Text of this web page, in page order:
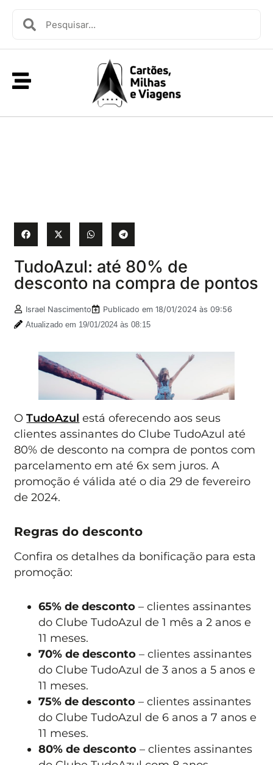
TudoAzul: até 80% de
desconto na compra de pontos
Israel Nascimento Publicado em18/01/2024 às 09:56
Atualizado em 19/01/2024 às 08:15
OTudoAzul está oferecendo aos seus
clientes assinantes do Clube TudoAzul até
80% de desconto na compra de pontos com
parcelamento em até 6x sem juros. A
promoção é válida até o dia 29 de fevereiro
de 2024.
Regras do desconto
Confira os detalhes da bonificação para esta
promoção:
65% de desconto – clientes assinantes
do Clube TudoAzul de 1 mês a 2 anos e
11 meses.
70% de desconto – clientes assinantes
do Clube TudoAzul de 3 anos a 5 anos e
11 meses.
75% de desconto – clientes assinantes
do Clube TudoAzul de 6 anos a 7 anos e
11 meses.
80% de desconto – clientes assinantes